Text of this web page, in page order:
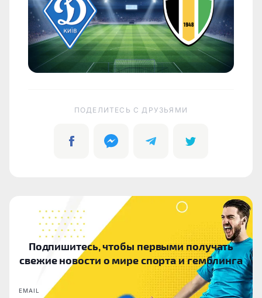
ПОДЕЛИТЕСЬ C ДРУЗЬЯМИ
Подпишитесь, чтобы первыми получать
свежие новости о мире спорта и гемблинга
EMAIL